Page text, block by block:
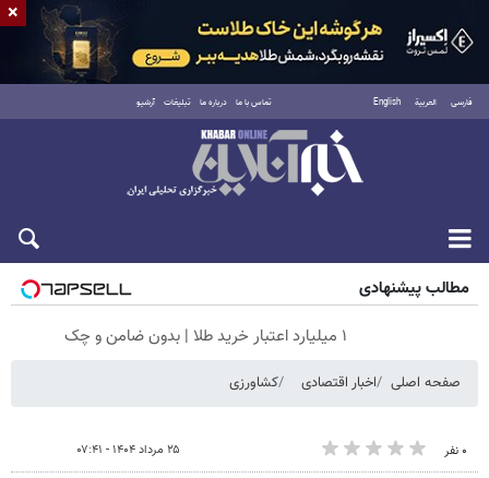
فارسی العربية English تماس با ما درباره ما تبلیغات آرشیو
شنبه ۱۷ مرداد ۱۴۰۵
مطالب پیشنهادی
۱ میلیارد اعتبار خرید طلا | بدون ضامن و چک
صفحه اصلی اخبار اقتصادی کشاورزی
۰ نفر ۲۵ مرداد ۱۴۰۴ - ۰۷:۴۱
×